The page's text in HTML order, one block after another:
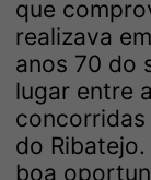
que
realizava
anos 70 do
lugar entre
do
boa